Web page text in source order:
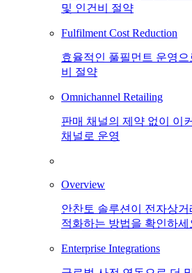
및 인건비 절약
Fulfilment Cost Reduction
효율적인 풀필먼트 운영
비 절약
Omnichannel Retailing
판매 채널의 제약 없이 이
채널로 운영
Overview
안찬토 솔루션이 전자상
적화하는 방법을 확인하세
Enterprise Integrations